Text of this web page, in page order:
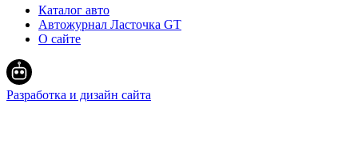
Каталог авто
Автожурнал Ласточка GT
О сайте
Разработка и дизайн сайта